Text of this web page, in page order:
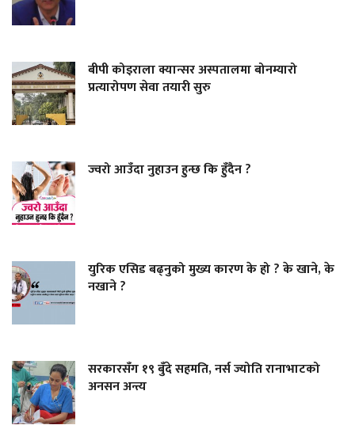
बीपी कोइराला क्यान्सर अस्पतालमा बोनम्यारो
प्रत्यारोपण सेवा तयारी सुरु
ज्वरो आउँदा नुहाउन हुन्छ कि हुँदैन ?
युरिक एसिड बढ्नुको मुख्य कारण के हो ? के खाने, के
नखाने ?
सरकारसँग १९ बुँदे सहमति, नर्स ज्योति रानाभाटको
अनसन अन्त्य